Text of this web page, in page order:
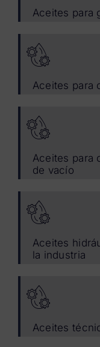
Aceites para
Aceites para
Aceites para
de vacío
Aceites
la industria
Aceites